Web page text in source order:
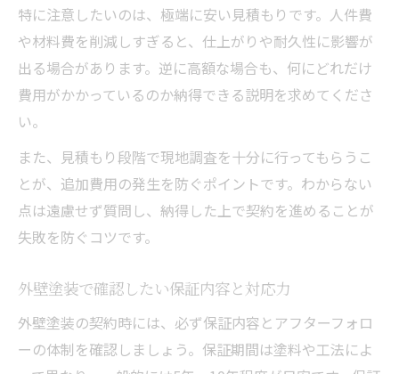
特に注意したいのは、極端に安い見積もりです。人件費
や材料費を削減しすぎると、仕上がりや耐久性に影響が
出る場合があります。逆に高額な場合も、何にどれだけ
費用がかかっているのか納得できる説明を求めてくださ
い。
また、見積もり段階で現地調査を十分に行ってもらうこ
とが、追加費用の発生を防ぐポイントです。わからない
点は遠慮せず質問し、納得した上で契約を進めることが
失敗を防ぐコツです。
外壁塗装で確認したい保証内容と対応力
外壁塗装の契約時には、必ず保証内容とアフターフォロ
ーの体制を確認しましょう。保証期間は塗料や工法によ